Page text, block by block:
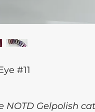
#11
NOTD Gelpolish